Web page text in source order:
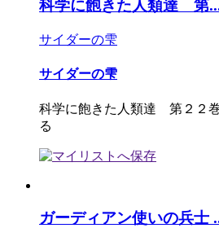
科学に飽きた人類達 第
サイダーの雫
サイダーの雫
科学に飽きた人類達 第２２
る
ガーディアン使いの兵士